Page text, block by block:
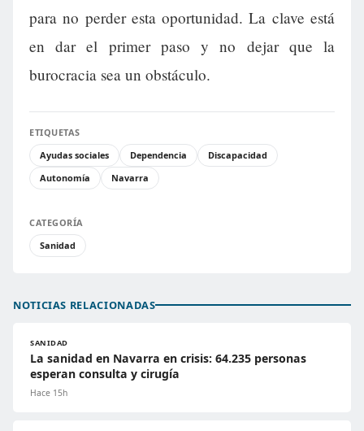
para no perder esta oportunidad. La clave está
en dar el primer paso y no dejar que la
burocracia sea un obstáculo.
ETIQUETAS
Ayudas sociales
Dependencia
Discapacidad
Autonomía
Navarra
CATEGORÍA
Sanidad
NOTICIAS RELACIONADAS
SANIDAD
La sanidad en Navarra en crisis: 64.235 personas
esperan consulta y cirugía
Hace 15h